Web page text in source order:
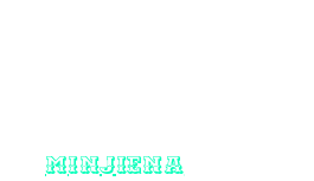
minjiena